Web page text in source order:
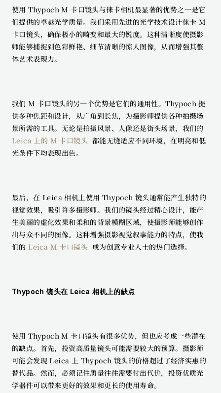
使用 Thypoch M 卡口镜头与徕卡相机最显著的优势之一是它
们提供的卓越光学质量。我们采用先进的光学技术设计徕卡 M
卡口镜头，确保极小的畸变和最大的锐度。这种清晰度使摄影
师能够捕捉到色彩鲜艳、细节清晰的惊人图像，从而增强其整
体艺术表现力。
我们 M 卡口镜头的另一个优势是它们的通用性。Thypoch 提
供多种焦距和设计，从广角到长焦，为摄影师提供各种拍摄场
Leica 上的 M 卡口镜头 都能无缝适应不同环境，在明亮和低
光条件下均表现出色。
最后，在 Leica 相机上使用 Thypoch 镜头通常能产生独特的
视觉效果，吸引许多摄影师。我们的镜头经过精心设计，能产
生美丽的虚化效果和柔和的背景模糊区域，使摄影师能够创作
出与众不同的图像。这种增强摄影视觉叙事能力的特点，使我
们的 Leica M 卡口镜头 成为创意专业人士的热门选择。
Thypoch 镜头在 Leica 相机上的缺点
使用 Thypoch M 卡口镜头有很多优势，但也应考虑一些潜在
的缺点。首先，投资高质量镜头可能需要较大的预算。摄影师
可能会发现 Leica 上 Thypoch 镜头的价格超过了经济实惠的
替代品。然而，必须记住质量往往需要付出代价，投资优质光
学器件可以带来更好的效果和更长的使用寿命。